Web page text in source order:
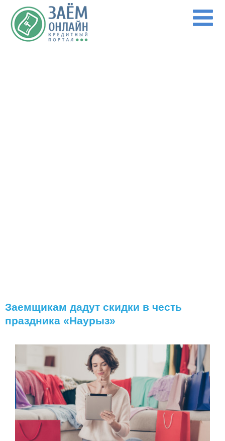
Перейти к основному содержанию
Заемщикам дадут скидки в честь
праздника «Наурыз»